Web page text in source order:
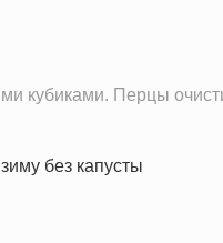
кубиками. Перцы